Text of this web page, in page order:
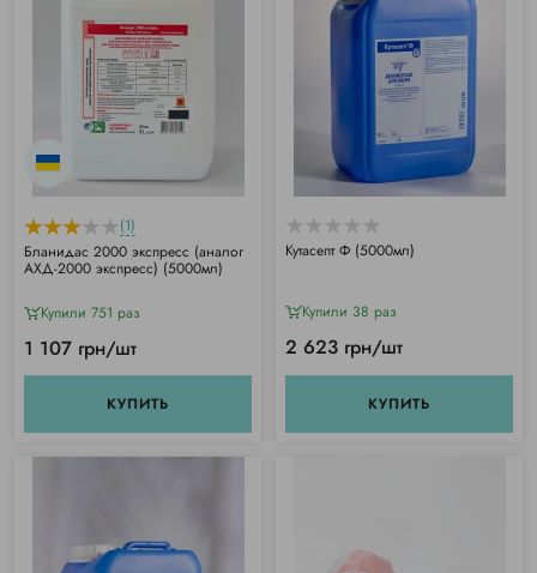
(1)
Бланидас 2000 экспресс (аналог
АХД-2000 экспресс) (5000мл)
Купили 751 раз
1 107 грн/шт
КУПИТЬ
Кутасепт Ф (5000мл)
Купили 38 раз
2 623 грн/шт
КУПИТЬ